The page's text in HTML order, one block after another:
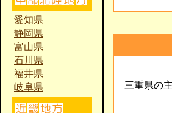
三重県の
愛知県
静岡県
富山県
石川県
福井県
岐阜県